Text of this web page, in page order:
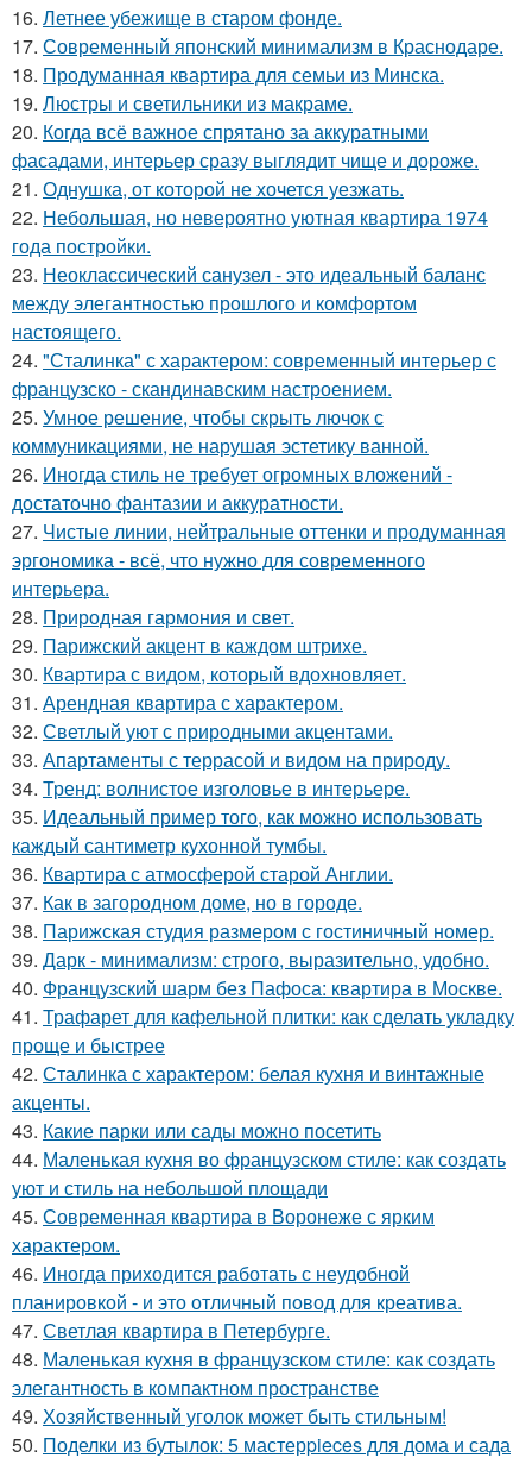
16. Летнее убежище в старом фонде.
17. Современный японский минимализм в Краснодаре.
18. Продуманная квартира для семьи из Минска.
19. Люстры и светильники из макраме.
20. Когда всё важное спрятано за аккуратными
фасадами, интерьер сразу выглядит чище и дороже.
21. Однушка, от которой не хочется уезжать.
22. Небольшая, но невероятно уютная квартира 1974
года постройки.
23. Неоклассический санузел - это идеальный баланс
между элегантностью прошлого и комфортом
настоящего.
24. "Сталинка" с характером: современный интерьер с
французско - скандинавским настроением.
25. Умное решение, чтобы скрыть лючок с
коммуникациями, не нарушая эстетику ванной.
26. Иногда стиль не требует огромных вложений -
достаточно фантазии и аккуратности.
27. Чистые линии, нейтральные оттенки и продуманная
эргономика - всё, что нужно для современного
интерьера.
28. Природная гармония и свет.
29. Парижский акцент в каждом штрихе.
30. Квартира с видом, который вдохновляет.
31. Арендная квартира с характером.
32. Светлый уют с природными акцентами.
33. Апартаменты с террасой и видом на природу.
34. Тренд: волнистое изголовье в интерьере.
35. Идеальный пример того, как можно использовать
каждый сантиметр кухонной тумбы.
36. Квартира с атмосферой старой Англии.
37. Как в загородном доме, но в городе.
38. Парижская студия размером с гостиничный номер.
39. Дарк - минимализм: строго, выразительно, удобно.
40. Французский шарм без Пафоса: квартира в Москве.
41. Трафарет для кафельной плитки: как сделать укладку
проще и быстрее
42. Сталинка с характером: белая кухня и винтажные
акценты.
43. Какие парки или сады можно посетить
44. Маленькая кухня во французском стиле: как создать
уют и стиль на небольшой площади
45. Современная квартира в Воронеже с ярким
характером.
46. Иногда приходится работать с неудобной
планировкой - и это отличный повод для креатива.
47. Светлая квартира в Петербурге.
48. Маленькая кухня в французском стиле: как создать
элегантность в компактном пространстве
49. Хозяйственный уголок может быть стильным!
50. Поделки из бутылок: 5 мастерpieces для дома и сада